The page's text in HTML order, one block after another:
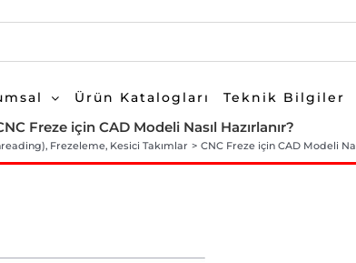
Ürün Katalogları Teknik Bilgiler
Freze için CAD Modeli Nasıl Hazırlanır?
Frezeleme Kesici Takımlar CNC Freze için CAD Modeli